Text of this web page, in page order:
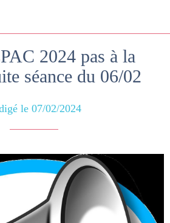
2024 pas à la
séance du 06/02
le 07/02/2024